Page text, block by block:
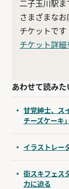
二子玉川駅
さまざまな
チケットです
チケット詳細
あわせて読みた
甘党紳士、ス
チーズケーキ」
イラストレー
街スキフェス
力に迫る